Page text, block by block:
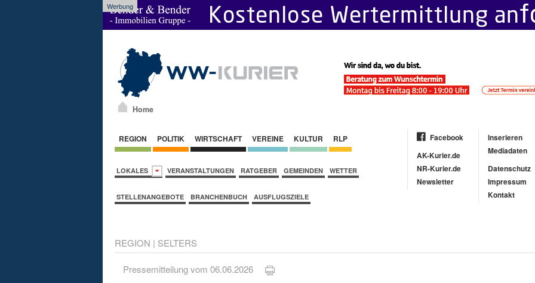
Werbung
Home
REGION POLITIK WIRTSCHAFT VEREINE KULTUR RLP
LOKALES VERANSTALTUNGEN RATGEBER GEMEINDEN WETTER
STELLENANGEBOTE BRANCHENBUCH AUSFLUGSZIELE
Facebook
AK-Kurier.de
NR-Kurier.de
Newsletter
Inserieren
Mediadaten
Datenschutz
Impressum
Kontakt
REGION | SELTERS
Pressemitteilung vom 06.06.2026